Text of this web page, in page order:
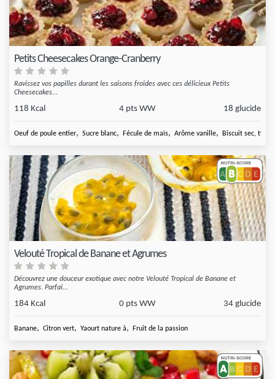
Petits Cheesecakes Orange-Cranberry
Ravissez vos papilles durant les saisons froides avec ces délicieux Petits
Cheesecakes...
118 Kcal 4 pts WW 18 glucide
Oeuf de poule entier, Sucre blanc, Fécule de maïs, Arôme vanille, Biscuit sec, type
Velouté Tropical de Banane et Agrumes
Découvrez une douceur exotique avec notre Velouté Tropical de Banane et
Agrumes. Parfai...
184 Kcal 0 pts WW 34 glucide
Banane, Citron vert, Yaourt nature à, Fruit de la passion